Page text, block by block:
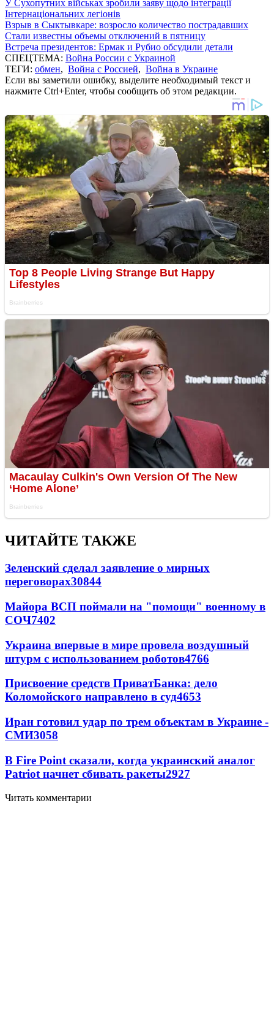
У Сухопутних військах зробили заяву щодо інтеграції
Інтернаціональних легіонів
Взрыв в Сыктывкаре: возросло количество пострадавших
Стали известны объемы отключений в пятницу
Встреча президентов: Ермак и Рубио обсудили детали
СПЕЦТЕМА: Война России с Украиной
ТЕГИ: обмен, Война с Россией, Война в Украине
Если вы заметили ошибку, выделите необходимый текст и
нажмите Ctrl+Enter, чтобы сообщить об этом редакции.
ЧИТАЙТЕ ТАКЖЕ
Зеленский сделал заявление о мирных
переговорах30844
Майора ВСП поймали на "помощи" военному в
СОЧ7402
Украина впервые в мире провела воздушный
штурм с использованием роботов4766
Присвоение средств ПриватБанка: дело
Коломойского направлено в суд4653
Иран готовил удар по трем объектам в Украине -
СМИ3058
В Fire Point сказали, когда украинский аналог
Patriot начнет сбивать ракеты2927
Читать комментарии